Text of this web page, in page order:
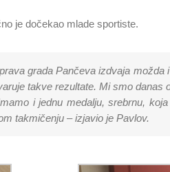
je dočekao mlade sportiste.
grada Pančeva izdvaja
takve rezultate. Mi smo
i jednu medalju, srebrnu,
takmičenju – izjavio je Pavlov.